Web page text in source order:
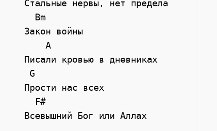
Стальные нервы, нет предела
Закон войны
    A
Писали кровью в дневниках
Прости нас всех
Всевышний Бог или Аллах